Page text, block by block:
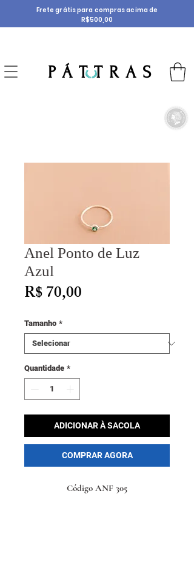
P Á T T R A S
Frete grátis para compras acima de
R$500,00
Anel Ponto de Luz
Azul
R$ 70,00
Tamanho *
Quantidade *
ADICIONAR À SACOLA
COMPRAR AGORA
Código ANF 305